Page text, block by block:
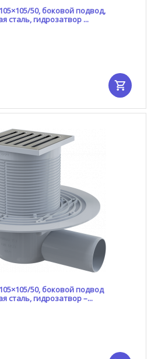
50, боковой подвод,
гидрозатвор ...
50, боковой подвод
гидрозатвор –...